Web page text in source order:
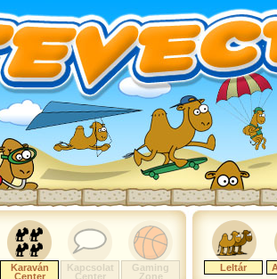
Karaván
Center
Kapcsolat
Center
Gaming
Zone
Leltár